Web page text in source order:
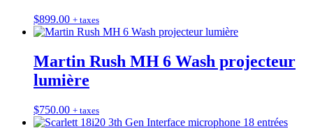
$899.00 + taxes
Martin Rush MH 6 Wash projecteur
lumière
$750.00 + taxes